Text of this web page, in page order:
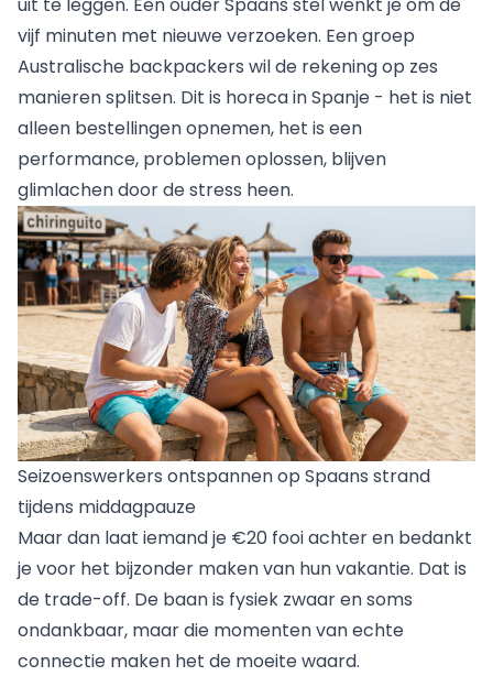
vijf minuten met nieuwe verzoeken. Een groep
Australische backpackers wil de rekening op zes
manieren splitsen. Dit is horeca in Spanje - het is niet
alleen bestellingen opnemen, het is een
performance, problemen oplossen, blijven
glimlachen door de stress heen.
Seizoenswerkers ontspannen op Spaans strand
tijdens middagpauze
Maar dan laat iemand je €20 fooi achter en bedankt
je voor het bijzonder maken van hun vakantie. Dat is
de trade-off. De baan is fysiek zwaar en soms
ondankbaar, maar die momenten van echte
connectie maken het de moeite waard.